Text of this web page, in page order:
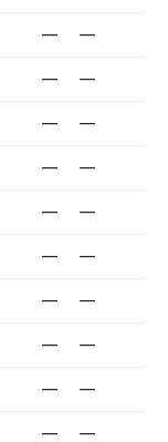
— —
— —
— —
— —
— —
— —
— —
— —
— —
— —